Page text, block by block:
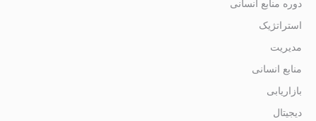
دوره منابع انسانی
استراتژیک
مدیریت
منابع انسانی
بازاریابی
دیجیتال